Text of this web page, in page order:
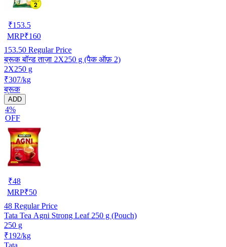
₹153.5
MRP₹160
153.50 Regular Price
ब्रूक बॉन्ड ताज़ा 2X250 g (पैक ऑफ़ 2)
2X250 g
₹307/kg
ब्रूक
ADD
4%
OFF
₹48
MRP₹50
48 Regular Price
Tata Tea Agni Strong Leaf 250 g (Pouch)
250 g
₹192/kg
Tata